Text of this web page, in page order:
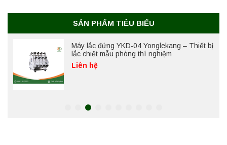
SẢN PHẨM TIÊU BIỂU
Liên hệ
Máy lắc đứng YKD-04 Yonglekang – Thiết bị
lắc chiết mẫu phòng thí nghiệm
Liên hệ
Máy lắc đứng YKD-06 Yonglekang – Thiết bị
lắc chiết mẫu phòng thí nghiệm